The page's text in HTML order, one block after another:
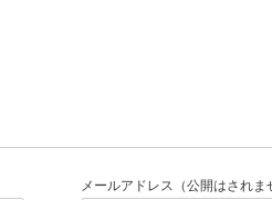
メールアドレス（公開はされま